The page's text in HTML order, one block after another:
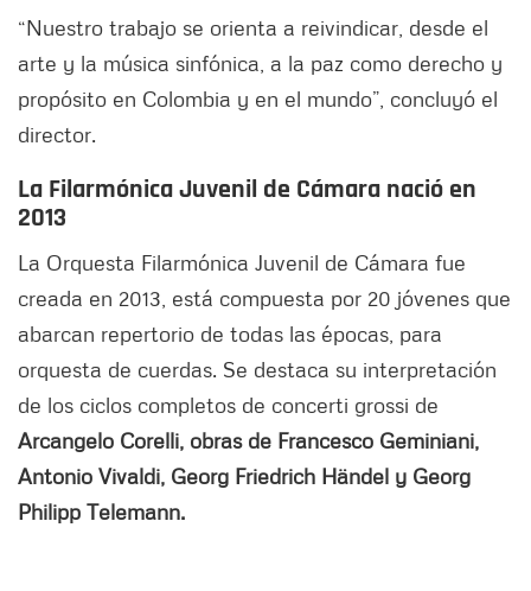
“Nuestro trabajo se orienta a reivindicar, desde el
arte y la música sinfónica, a la paz como derecho y
propósito en Colombia y en el mundo”, concluyó el
director.
La Filarmónica Juvenil de Cámara nació en
2013
La Orquesta Filarmónica Juvenil de Cámara fue
creada en 2013, está compuesta por 20 jóvenes que
abarcan repertorio de todas las épocas, para
orquesta de cuerdas. Se destaca su interpretación
de los ciclos completos de concerti grossi de
Arcangelo Corelli, obras de Francesco Geminiani,
Antonio Vivaldi, Georg Friedrich Händel y Georg
Philipp Telemann.